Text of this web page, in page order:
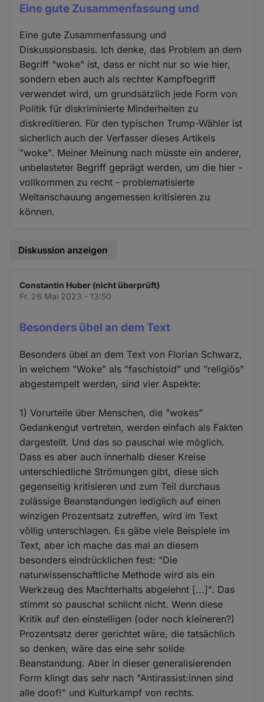
Eine gute Zusammenfassung und
Eine gute Zusammenfassung und
Diskussionsbasis. Ich denke, das Problem an dem
Begriff "woke" ist, dass er nicht nur so wie hier,
sondern eben auch als rechter Kampfbegriff
verwendet wird, um grundsätzlich jede Form von
Politik für diskriminierte Minderheiten zu
diskreditieren. Für den typischen Trump-Wähler ist
sicherlich auch der Verfasser dieses Artikels
"woke". Meiner Meinung nach müsste ein anderer,
unbelasteter Begriff geprägt werden, um die hier -
vollkommen zu recht - problematisierte
Weltanschauung angemessen kritisieren zu
können.
Diskussion anzeigen
Constantin Huber (nicht überprüft)
Fr. 26 Mai 2023 - 13:50
Besonders übel an dem Text
Besonders übel an dem Text von Florian Schwarz,
in welchem "Woke" als "faschistoid" und "religiös"
abgestempelt werden, sind vier Aspekte:
1) Vorurteile über Menschen, die "wokes"
Gedankengut vertreten, werden einfach als Fakten
dargestellt. Und das so pauschal wie möglich.
Dass es aber auch innerhalb dieser Kreise
unterschiedliche Strömungen gibt, diese sich
gegenseitig kritisieren und zum Teil durchaus
zulässige Beanstandungen lediglich auf einen
winzigen Prozentsatz zutreffen, wird im Text
völlig unterschlagen. Es gäbe viele Beispiele im
Text, aber ich mache das mal an diesem
besonders eindrücklichen fest: "Die
naturwissenschaftliche Methode wird als ein
Werkzeug des Machterhalts abgelehnt [...]". Das
stimmt so pauschal schlicht nicht. Wenn diese
Kritik auf den einstelligen (oder noch kleineren?)
Prozentsatz derer gerichtet wäre, die tatsächlich
so denken, wäre das eine sehr solide
Beanstandung. Aber in dieser generalisierenden
Form klingt das sehr nach "Antirassist:innen sind
alle doof!" und Kulturkampf von rechts.